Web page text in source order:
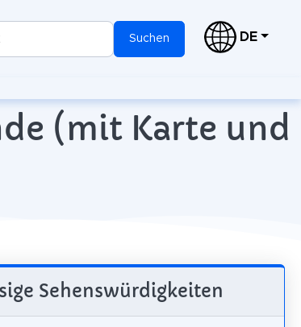
Suchen DE
(mit Karte und
Sehenswürdigkeiten